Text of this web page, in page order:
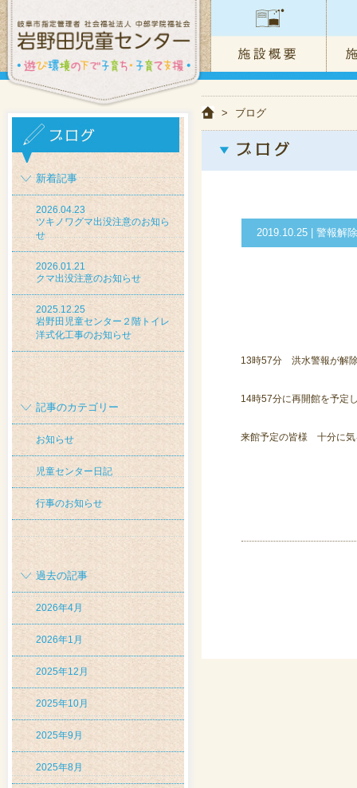
新着記事
2026.04.23
ツキノワグマ出没注意のお知ら
せ
2026.01.21
クマ出没注意のお知らせ
2025.12.25
岩野田児童センター２階トイレ
洋式化工事のお知らせ
記事のカテゴリー
お知らせ
児童センター日記
行事のお知らせ
過去の記事
2026年4月
2026年1月
2025年12月
2025年10月
2025年9月
2025年8月
> ブログ
2019.10.25 | 警報解
13時57分 洪水警報が解
14時57分に再開館を予定
来館予定の皆様 十分に気